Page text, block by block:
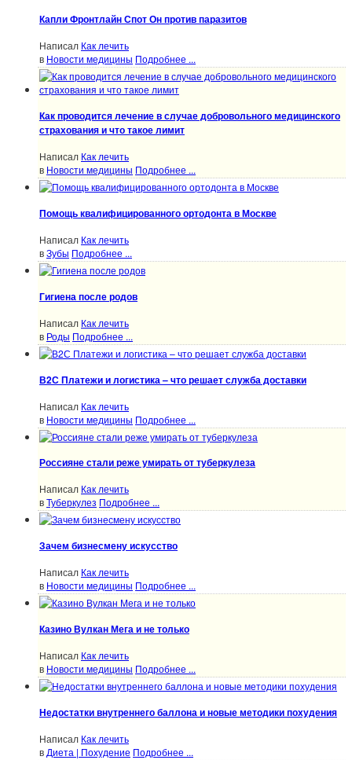
Капли Фронтлайн Спот Он против паразитов
Написал Как лечить
в Новости медицины Подробнее ...
Как проводится лечение в случае добровольного медицинского
страхования и что такое лимит
Написал Как лечить
в Новости медицины Подробнее ...
Помощь квалифицированного ортодонта в Москве
Написал Как лечить
вЗубы Подробнее ...
Гигиена после родов
Написал Как лечить
в Роды Подробнее ...
В2С Платежи и логистика – что решает служба доставки
Написал Как лечить
в Новости медицины Подробнее ...
Россияне стали реже умирать от туберкулеза
Написал Как лечить
вТуберкулез Подробнее ...
Зачем бизнесмену искусство
Написал Как лечить
в Новости медицины Подробнее ...
Казино Вулкан Мега и не только
Написал Как лечить
в Новости медицины Подробнее ...
Недостатки внутреннего баллона и новые методики похудения
Написал Как лечить
в Диета | Похудение Подробнее ...